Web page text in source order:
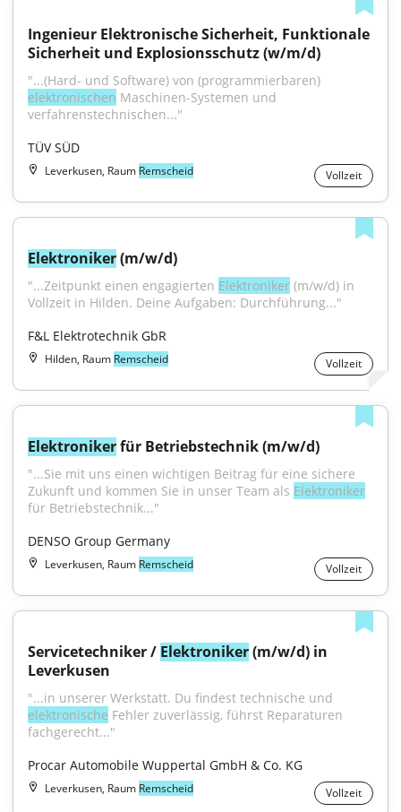
Ingenieur Elektronische Sicherheit, Funktionale
Sicherheit und Explosionsschutz (w/m/d)
elektronischen Maschinen-Systemen und
verfahrenstechnischen..."
TÜV SÜD
Leverkusen, Raum Remscheid Vollzeit
Elektroniker (m/w/d)
"...Zeitpunkt einen engagierten Elektroniker (m/w/d) in
Vollzeit in Hilden. Deine Aufgaben: Durchführung..."
F&L Elektrotechnik GbR
Hilden, Raum Remscheid Vollzeit
Elektroniker für Betriebstechnik (m/w/d)
"...Sie mit uns einen wichtigen Beitrag für eine sichere
Zukunft und kommen Sie in unser Team als Elektroniker
für Betriebstechnik..."
DENSO Group Germany
Leverkusen, Raum Remscheid Vollzeit
Servicetechniker / Elektroniker (m/w/d) in
Leverkusen
elektronische Fehler zuverlässig, führst Reparaturen
fachgerecht..."
Procar Automobile Wuppertal GmbH & Co. KG
Leverkusen, Raum Remscheid Vollzeit